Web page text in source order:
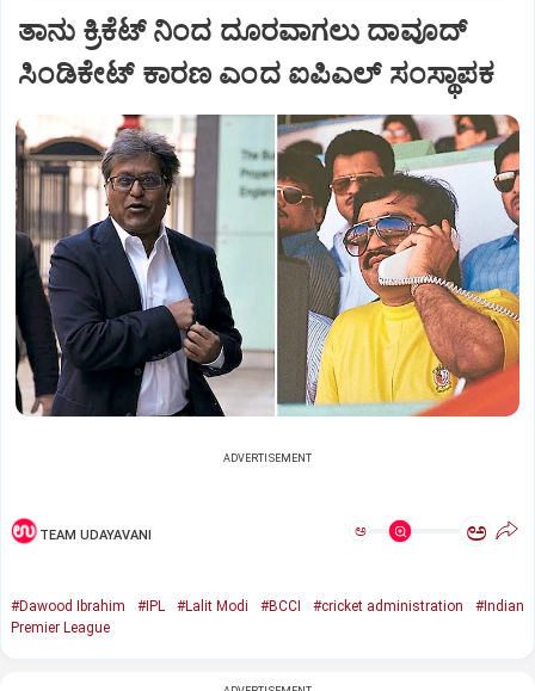
ತಾನು ಕ್ರಿಕೆಟ್‌ ನಿಂದ ದೂರವಾಗಲು ದಾವೂದ್‌
ಸಿಂಡಿಕೇಟ್‌ ಕಾರಣ ಎಂದ ಐಪಿಎಲ್‌ ಸಂಸ್ಥಾಪಕ
ADVERTISEMENT
TEAM UDAYAVANI ಅ ಅ
#Dawood Ibrahim #IPL #Lalit Modi #BCCI #cricket administration
#Indian
Premier League